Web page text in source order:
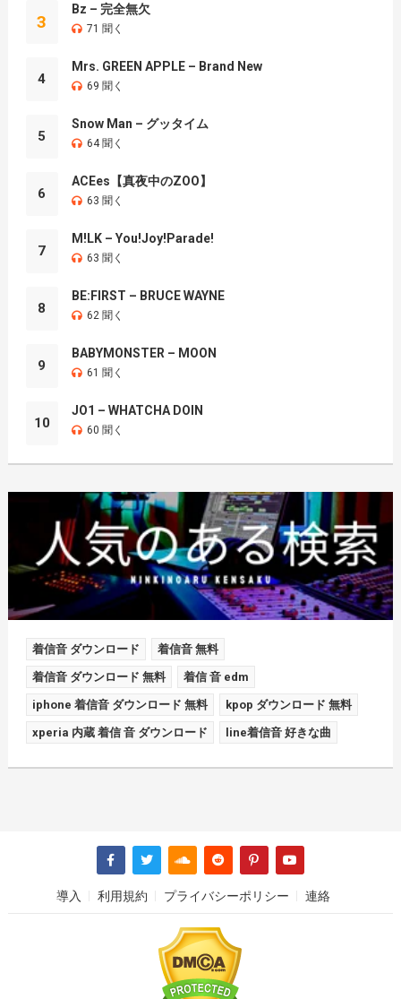
3
Bz – 完全無欠
71 聞く
4
Mrs. GREEN APPLE – Brand New
69 聞く
5
Snow Man – グッタイム
64 聞く
6
ACEes【真夜中のZOO】
63 聞く
7
M!LK – You!Joy!Parade!
63 聞く
8
BE:FIRST – BRUCE WAYNE
62 聞く
9
BABYMONSTER – MOON
61 聞く
10
JO1 – WHATCHA DOIN
60 聞く
着信音 ダウンロード 着信音 無料
着信音 ダウンロード 無料 着信 音 edm
iphone 着信音 ダウンロード 無料 kpop ダウンロード 無料
xperia 内蔵 着信 音 ダウンロード line着信音 好きな曲
導入 利用規約 プライバシーポリシー 連絡